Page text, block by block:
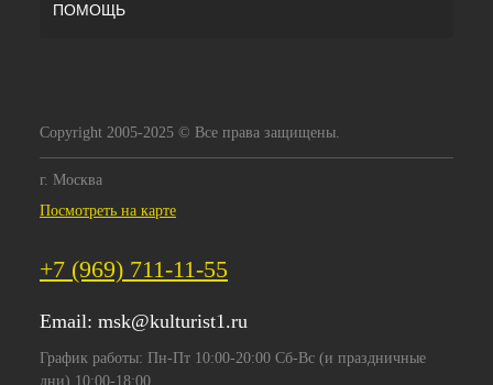
ПОМОЩЬ
Copyright 2005-2025 © Все права защищены.
г. Москва
Посмотреть на карте
+7 (969) 711-11-55
Email: msk@kulturist1.ru
График работы: Пн-Пт 10:00-20:00 Сб-Вс (и праздничные
дни) 10:00-18:00